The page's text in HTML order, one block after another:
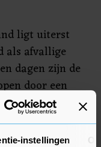
instellingen
ligt uiterst
als afvallige
dagen zijn de
door een
Nancy
grote